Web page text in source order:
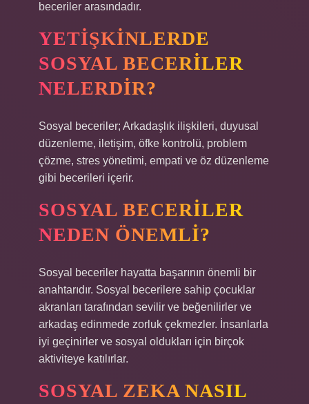
beceriler arasındadır.
YETIŞKINLERDE
SOSYAL BECERILER
NELERDIR?
Sosyal beceriler; Arkadaşlık ilişkileri, duyusal
düzenleme, iletişim, öfke kontrolü, problem
çözme, stres yönetimi, empati ve öz düzenleme
gibi becerileri içerir.
SOSYAL BECERILER
NEDEN ÖNEMLI?
Sosyal beceriler hayatta başarının önemli bir
anahtarıdır. Sosyal becerilere sahip çocuklar
akranları tarafından sevilir ve beğenilirler ve
arkadaş edinmede zorluk çekmezler. İnsanlarla
iyi geçinirler ve sosyal oldukları için birçok
aktiviteye katılırlar.
SOSYAL ZEKA NASIL